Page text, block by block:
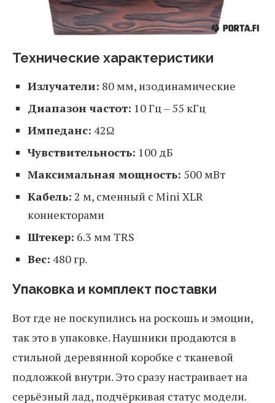
Технические характеристики
Излучатели: 80 мм, изодинамические
Диапазон частот: 10 Гц – 55 кГц
Импеданс: 42Ω
Чувствительность: 100 дБ
Максимальная мощность: 500 мВт
Кабель: 2 м, сменный с Mini XLR
коннекторами
Штекер: 6.3 мм TRS
Вес: 480 гр.
Упаковка и комплект поставки
Вот где не поскупились на роскошь и эмоции,
так это в упаковке. Наушники продаются в
стильной деревянной коробке с тканевой
подложкой внутри. Это сразу настраивает на
серьёзный лад, подчёркивая статус модели.